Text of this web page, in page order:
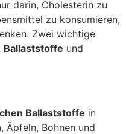
darin, Cholesterin zu
zu konsumieren,
Zwei wichtige
Ballaststoffe und
Ballaststoffe in
Äpfeln, Bohnen und